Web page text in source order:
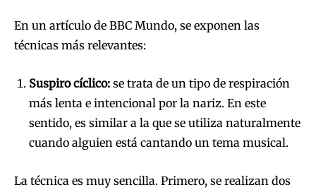
En un artículo de BBC Mundo, se exponen las
técnicas más relevantes:
Suspiro cíclico: se trata de un tipo de respiración
más lenta e intencional por la nariz. En este
sentido, es similar a la que se utiliza naturalmente
cuando alguien está cantando un tema musical.
La técnica es muy sencilla. Primero, se realizan dos